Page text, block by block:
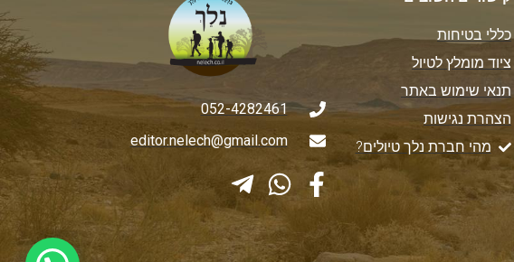
כללי בטיחות
ציוד מומלץ לטיול
תנאי שימוש באתר
הצהרת נגישות
מהי חברת נלך טיולים?
052-4282461
editor.nelech@gmail.com